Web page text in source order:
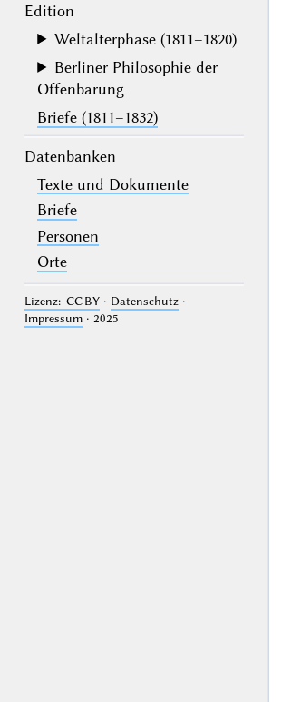
Edition
Weltalterphase (1811–1820)
Berliner Philosophie der
Offenbarung
Briefe (1811–1832)
Datenbanken
Texte und Dokumente
Briefe
Personen
Orte
Lizenz: CC BY· Datenschutz·
Impressum· 2025